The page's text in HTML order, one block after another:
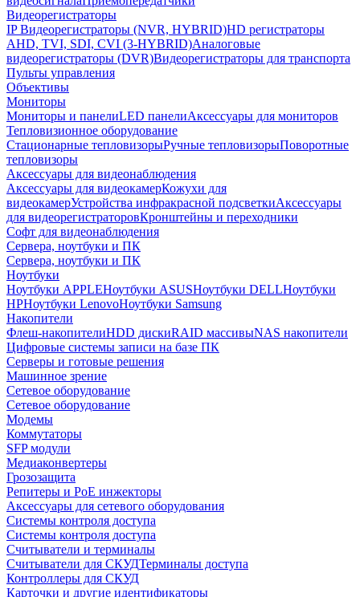
Видеорегистраторы
IP Видеорегистраторы (NVR, HYBRID)HD регистраторы
AHD, TVI, SDI, CVI (3-HYBRID)Аналоговые
видеорегистраторы (DVR)Видеорегистраторы для транспорта
Пульты управления
Объективы
Мониторы
Мониторы и панелиLED панелиАксессуары для мониторов
Тепловизионное оборудование
Стационарные тепловизорыРучные тепловизорыПоворотные
тепловизоры
Аксессуары для видеонаблюдения
Аксессуары для видеокамерКожухи для
видеокамерУстройства инфракрасной подсветкиАксессуары
для видеорегистраторовКронштейны и переходники
Софт для видеонаблюдения
Сервера, ноутбуки и ПК
Сервера, ноутбуки и ПК
Ноутбуки
Ноутбуки APPLEНоутбуки ASUSНоутбуки DELLНоутбуки
HPНоутбуки LenovoНоутбуки Samsung
Накопители
Флеш-накопителиHDD дискиRAID массивыNAS накопители
Цифровые системы записи на базе ПК
Серверы и готовые решения
Машинное зрение
Сетевое оборудование
Сетевое оборудование
Модемы
Коммутаторы
SFP модули
Медиаконвертеры
Грозозащита
Репитеры и PoE инжекторы
Аксессуары для сетевого оборудования
Системы контроля доступа
Системы контроля доступа
Считыватели и терминалы
Считыватели для СКУДТерминалы доступа
Контроллеры для СКУД
Карточки и другие идентификаторы